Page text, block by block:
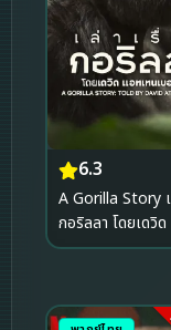
6.3
A Gorilla Story เล่าเรื่อง
กอริลลา โดยเดวิ
นเบอเรอห์ เซอร์เ